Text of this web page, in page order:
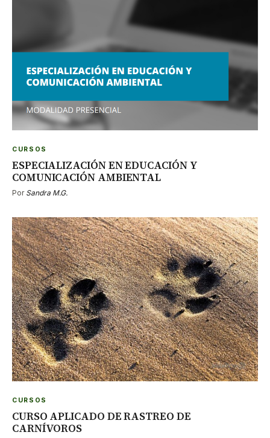
CURSOS
ESPECIALIZACIÓN EN EDUCACIÓN Y
COMUNICACIÓN AMBIENTAL
Por Sandra M.G.
CURSOS
CURSO APLICADO DE RASTREO DE
CARNÍVOROS